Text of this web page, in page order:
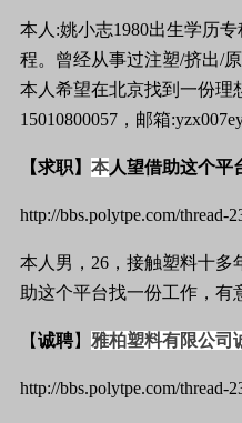
本人 :姚小志1980出生学历专
程。曾经从事过注塑/挤出/
本人希望在北京找到一份理
15010800057 ，邮箱
【求职】 本人望借助这个平
http://bbs.polytpe.com/thread-
本人男， 26 ，接触塑料十多
助这个平台找一份工作 ，有
【诚聘】 雅柏塑料有限公司
http://bbs.polytpe.com/thread-